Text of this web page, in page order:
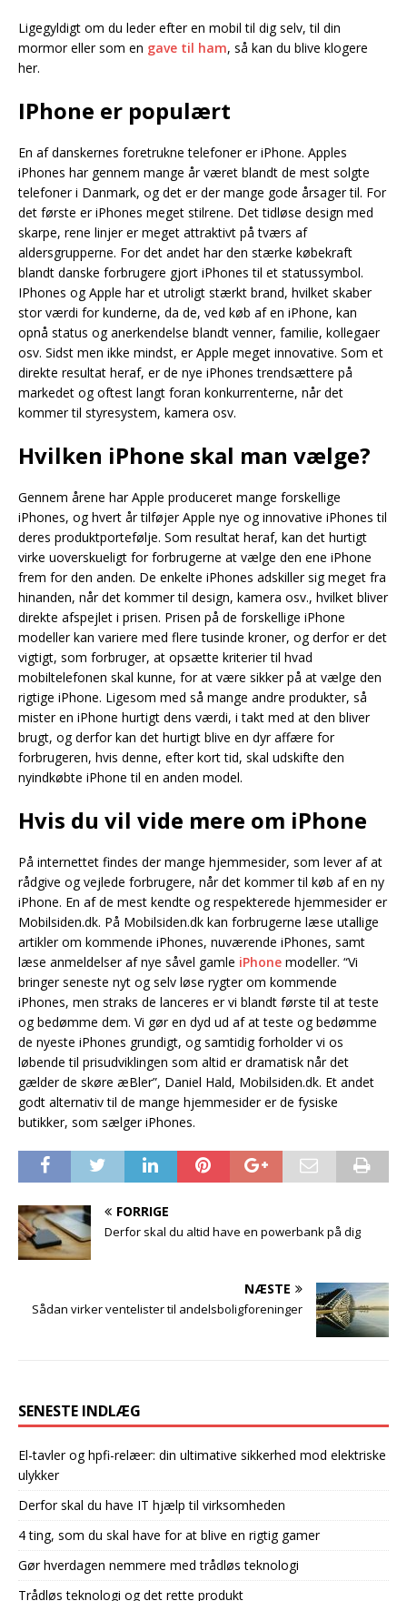
Ligegyldigt om du leder efter en mobil til dig selv, til din
mormor eller som en gave til ham, så kan du blive klogere
her.
IPhone er populært
En af danskernes foretrukne telefoner er iPhone. Apples
iPhones har gennem mange år været blandt de mest solgte
telefoner i Danmark, og det er der mange gode årsager til. For
det første er iPhones meget stilrene. Det tidløse design med
skarpe, rene linjer er meget attraktivt på tværs af
aldersgrupperne. For det andet har den stærke købekraft
blandt danske forbrugere gjort iPhones til et statussymbol.
IPhones og Apple har et utroligt stærkt brand, hvilket skaber
stor værdi for kunderne, da de, ved køb af en iPhone, kan
opnå status og anerkendelse blandt venner, familie, kollegaer
osv. Sidst men ikke mindst, er Apple meget innovative. Som et
direkte resultat heraf, er de nye iPhones trendsættere på
markedet og oftest langt foran konkurrenterne, når det
kommer til styresystem, kamera osv.
Hvilken iPhone skal man vælge?
Gennem årene har Apple produceret mange forskellige
iPhones, og hvert år tilføjer Apple nye og innovative iPhones til
deres produktportefølje. Som resultat heraf, kan det hurtigt
virke uoverskueligt for forbrugerne at vælge den ene iPhone
frem for den anden. De enkelte iPhones adskiller sig meget fra
hinanden, når det kommer til design, kamera osv., hvilket bliver
direkte afspejlet i prisen. Prisen på de forskellige iPhone
modeller kan variere med flere tusinde kroner, og derfor er det
vigtigt, som forbruger, at opsætte kriterier til hvad
mobiltelefonen skal kunne, for at være sikker på at vælge den
rigtige iPhone. Ligesom med så mange andre produkter, så
mister en iPhone hurtigt dens værdi, i takt med at den bliver
brugt, og derfor kan det hurtigt blive en dyr affære for
forbrugeren, hvis denne, efter kort tid, skal udskifte den
nyindkøbte iPhone til en anden model.
Hvis du vil vide mere om iPhone
På internettet findes der mange hjemmesider, som lever af at
rådgive og vejlede forbrugere, når det kommer til køb af en ny
iPhone. En af de mest kendte og respekterede hjemmesider er
Mobilsiden.dk. På Mobilsiden.dk kan forbrugerne læse utallige
artikler om kommende iPhones, nuværende iPhones, samt
læse anmeldelser af nye såvel gamle iPhone modeller. “Vi
bringer seneste nyt og selv løse rygter om kommende
iPhones, men straks de lanceres er vi blandt første til at teste
og bedømme dem. Vi gør en dyd ud af at teste og bedømme
de nyeste iPhones grundigt, og samtidig forholder vi os
løbende til prisudviklingen som altid er dramatisk når det
gælder de skøre æBler”, Daniel Hald, Mobilsiden.dk. Et andet
godt alternativ til de mange hjemmesider er de fysiske
butikker, som sælger iPhones.
FORRIGE
Derfor skal du altid have en powerbank på dig
NÆSTE
Sådan virker ventelister til andelsboligforeninger
SENESTE INDLÆG
El-tavler og hpfi-relæer: din ultimative sikkerhed mod elektriske
ulykker
Derfor skal du have IT hjælp til virksomheden
4 ting, som du skal have for at blive en rigtig gamer
Gør hverdagen nemmere med trådløs teknologi
Trådløs teknologi og det rette produkt